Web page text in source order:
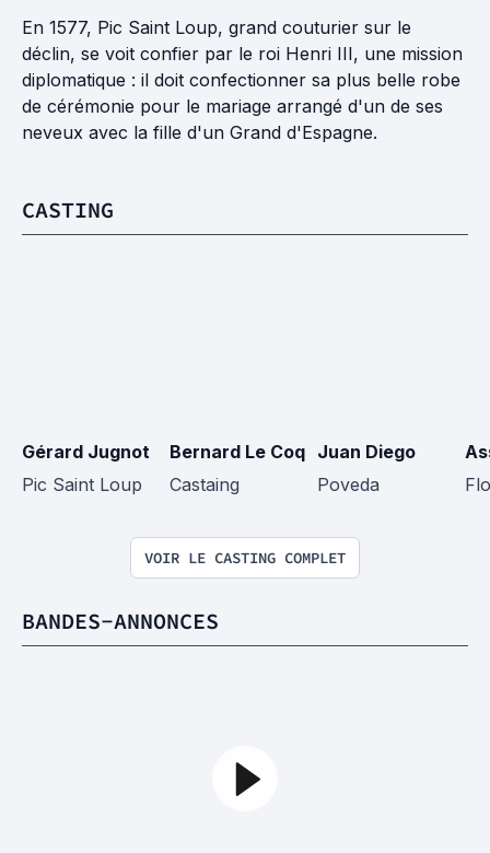
En 1577, Pic Saint Loup, grand couturier sur le
déclin, se voit confier par le roi Henri III, une mission
diplomatique : il doit confectionner sa plus belle robe
de cérémonie pour le mariage arrangé d'un de ses
neveux avec la fille d'un Grand d'Espagne.
CASTING
Gérard Jugnot
Pic Saint Loup
Bernard Le Coq
Castaing
Juan Diego
Poveda
VOIR LE CASTING COMPLET
BANDES-ANNONCES